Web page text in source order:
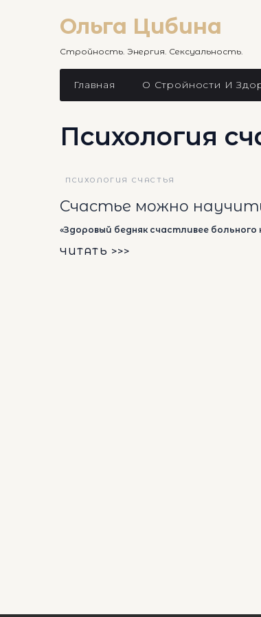
Ольга Цибина
Стройность. Энергия. Сексуальность.
Главная О Стройности И
Психология
ПСИХОЛОГИЯ СЧАСТЬЯ
Счастье можно
«Здоровый бедняк счастливее
ЧИТАТЬ >>>